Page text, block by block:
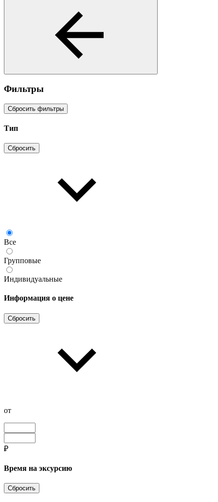
Фильтры
Сбросить фильтры
Тип
Сбросить
Все
Групповые
Индивидуальные
Информация о цене
Сбросить
от
₽
Время на эксурсию
Сбросить